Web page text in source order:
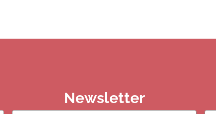
Newsletter